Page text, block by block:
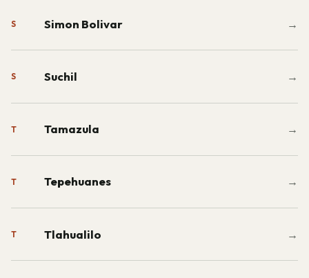
S Simon Bolivar →
S Suchil →
T Tamazula →
T Tepehuanes →
T Tlahualilo →